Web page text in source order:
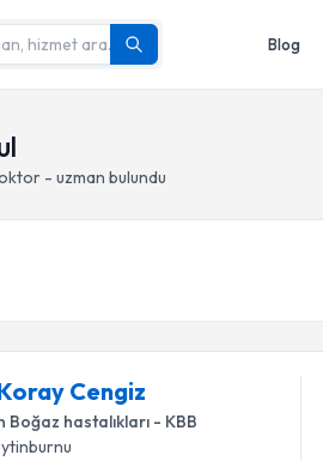
Blog
- uzman bulundu
Cengiz
Boğaz hastalıkları - KBB